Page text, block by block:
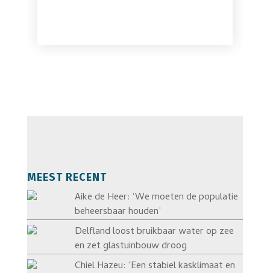
MEEST RECENT
Aike de Heer: ‘We moeten de populatie
beheersbaar houden’
Delfland loost bruikbaar water op zee
en zet glastuinbouw droog
Chiel Hazeu: ‘Een stabiel kasklimaat en